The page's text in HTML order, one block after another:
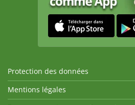
Protection des données
Mentions légales